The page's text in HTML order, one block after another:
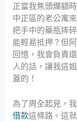
正當我焦頭爛額
中正區的老公寓
把手中的藥瓶摔
能輕易抵押？但
回憶，我會負責
人的話，讓我這
蓋的！
為了周全起見，
借款這條路。這